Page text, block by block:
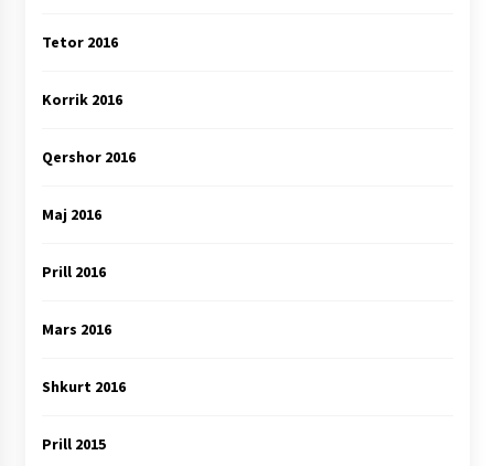
Tetor 2016
Korrik 2016
Qershor 2016
Maj 2016
Prill 2016
Mars 2016
Shkurt 2016
Prill 2015